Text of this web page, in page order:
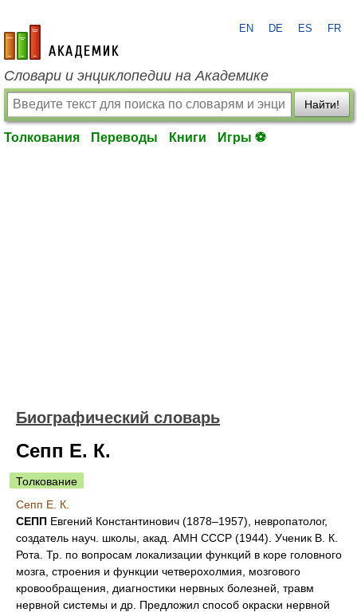
academic.ru
EN DE ES FR
Словари и энциклопедии на Академике
Найти!
Толкования Переводы Книги Игры ⚽
Биографический словарь
Сепп Е. К.
Толкование
Сепп Е. К.
СЕПП Евгений Константинович (1878–1957), невропатолог,
создатель науч. школы, акад. АМН СССР (1944). Ученик В. К.
Рота. Тр. по вопросам локализации функций в коре головного
мозга, строения и функции четверохолмия, мозгового
кровообращения, диагностики нервных болезней, травм
нервной системы и др. Предложил способ окраски нервной